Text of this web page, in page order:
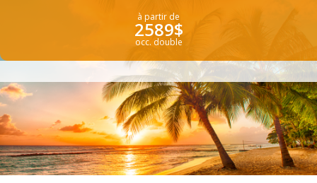
à partir de
2589$
occ. double